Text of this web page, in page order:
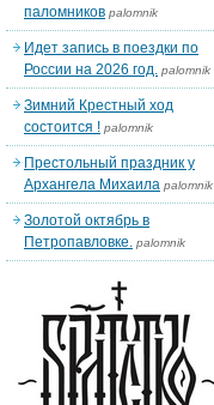
паломников palomnik
Идет запись в поездки по
России на 2026 год. palomnik
Зимний Крестный ход
состоится ! palomnik
Престольный праздник у
Архангела Михаила palomnik
Золотой октябрь в
Петропавловке. palomnik